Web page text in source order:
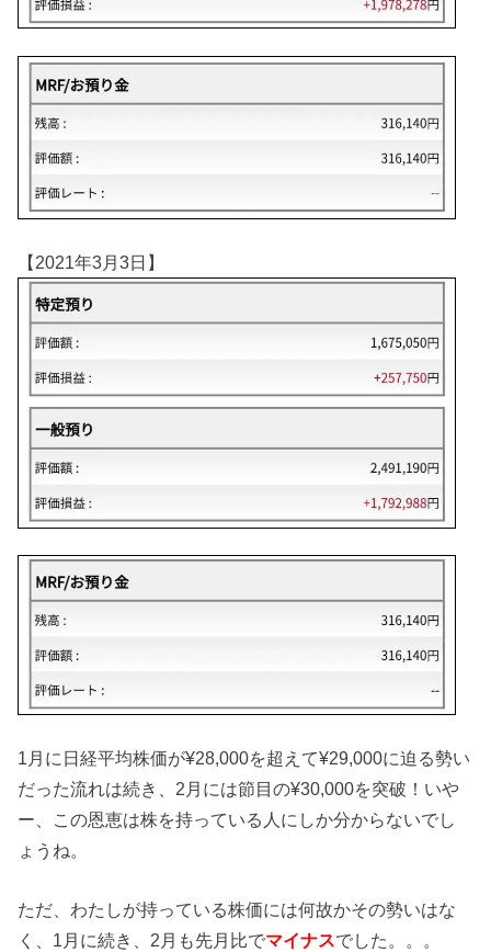
【2021年3月3日】
1月に日経平均株価が¥28,000を超えて¥29,000に迫る勢い
だった流れは続き、2月には節目の¥30,000を突破！いや
ー、この恩恵は株を持っている人にしか分からないでし
ょうね。
ただ、わたしが持っている株価には何故かその勢いはな
く、1月に続き、2月も先月比でマイナスでした。。。